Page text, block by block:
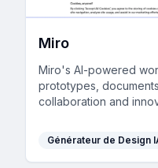
Miro
Miro's AI-powered
prototypes,
collaboration and
Générateur de Design